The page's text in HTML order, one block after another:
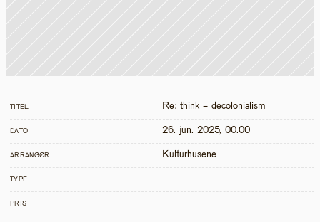
TITEL Re: think - decolonialism
DATO 26. jun. 2025, 00.00
ARRANGØR Kulturhusene
TYPE
PRIS